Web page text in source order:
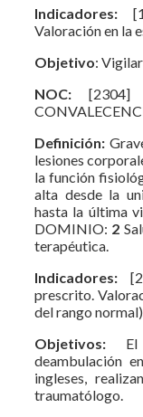
Indicadores:
Valoración en la
Objetivo:
NOC: [2304]
Definición:
lesiones
la función
alta desde la
hasta la última
DOMINIO: 2
terapéutica.
Indicadores:
prescrito.
del rango
Objetivos: El
deambulación
ingleses,
traumatólogo.